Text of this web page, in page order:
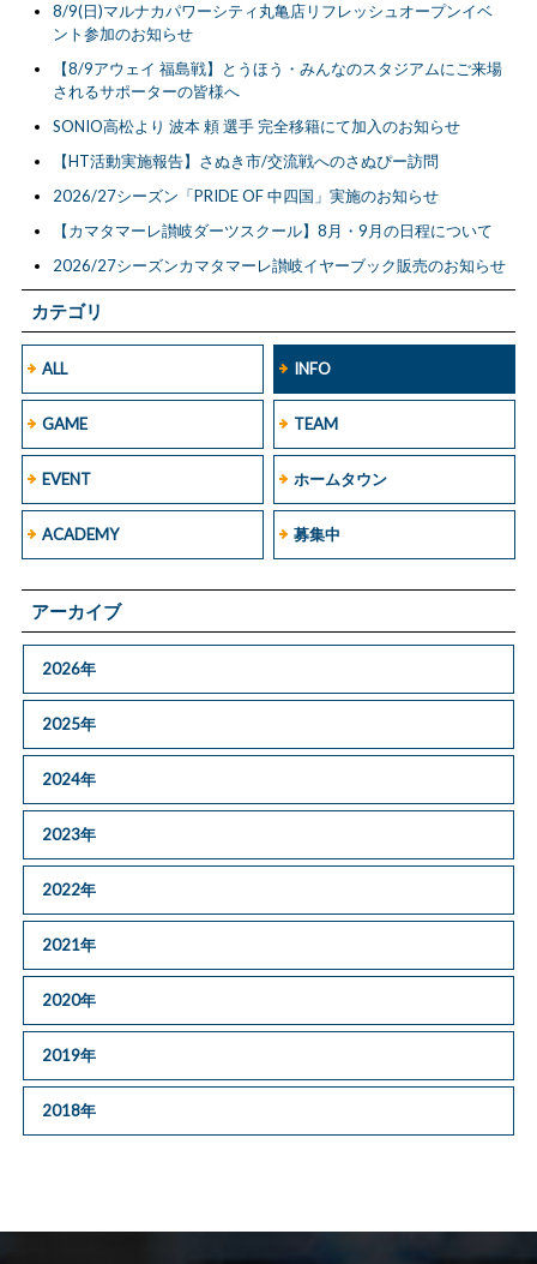
カテゴリ
ALL INFO
GAME TEAM
EVENT ホームタウン
ACADEMY 募集中
アーカイブ
2026年
2025年
2024年
2023年
2022年
2021年
2020年
2019年
2018年
8/9(日)マルナカパワーシティ丸亀店リフレッシュオープンイベ
ント参加のお知らせ
【8/9アウェイ 福島戦】とうほう・みんなのスタジアムにご来場
されるサポーターの皆様へ
SONIO高松より 波本 頼 選手 完全移籍にて加入のお知らせ
【HT活動実施報告】さぬき市/交流戦へのさぬぴー訪問
2026/27シーズン「PRIDE OF 中四国」実施のお知らせ
【カマタマーレ讃岐ダーツスクール】8月・9月の日程について
2026/27シーズンカマタマーレ讃岐イヤーブック販売のお知らせ